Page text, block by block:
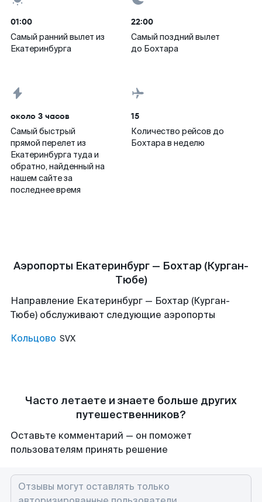
01:00
Самый ранний вылет из
Екатеринбурга
22:00
Самый поздний вылет
до Бохтара
около 3 часов
Самый быстрый
прямой перелет из
Екатеринбурга туда и
обратно, найденный на
нашем сайте за
последнее время
15
Количество рейсов до
Бохтара в неделю
Аэропорты Екатеринбург — Бохтар (Курган-
Тюбе)
Направление Екатеринбург — Бохтар (Курган-
Тюбе) обслуживают следующие аэропорты
Кольцово SVX
Часто летаете и знаете больше других
путешественников?
Оставьте комментарий — он поможет
пользователям принять решение